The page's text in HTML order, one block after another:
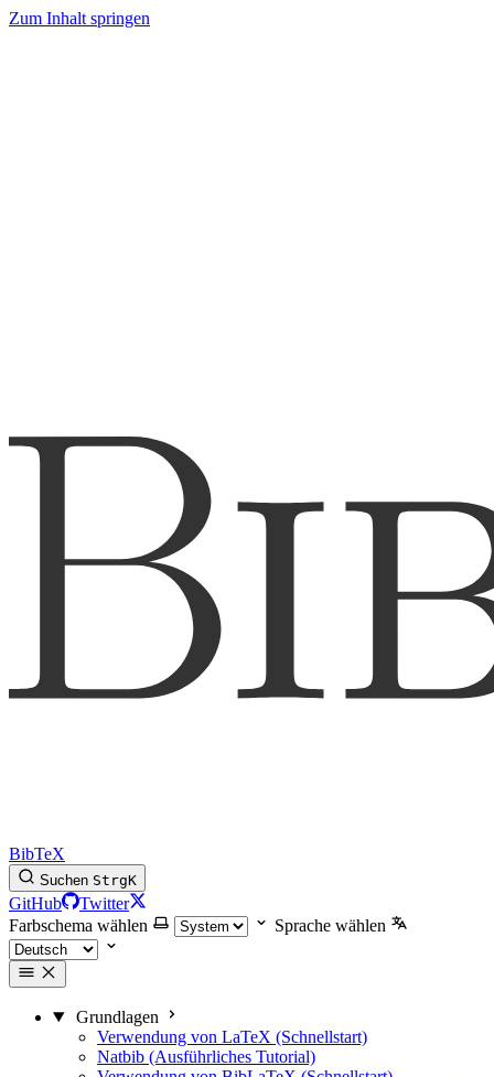
Zum Inhalt springen
BibTeX
Suchen StrgK
GitHub
Twitter
Farbschema wählen
Sprache wählen
Grundlagen
Verwendung von LaTeX (Schnellstart)
Natbib (Ausführliches Tutorial)